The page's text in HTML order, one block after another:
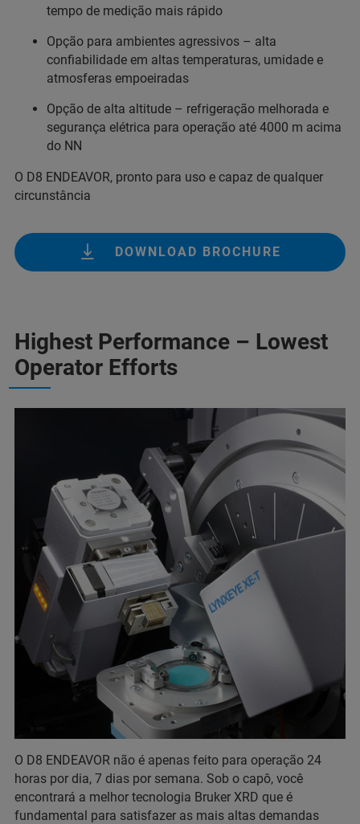
tempo de medição mais rápido
Opção para ambientes agressivos – alta
confiabilidade em altas temperaturas, umidade e
atmosferas empoeiradas
Opção de alta altitude – refrigeração melhorada e
segurança elétrica para operação até 4000 m acima
do NN
O D8 ENDEAVOR, pronto para uso e capaz de qualquer
circunstância
DOWNLOAD BROCHURE
Highest Performance – Lowest
Operator Efforts
O D8 ENDEAVOR não é apenas feito para operação 24
horas por dia, 7 dias por semana. Sob o capô, você
encontrará a melhor tecnologia Bruker XRD que é
fundamental para satisfazer as mais altas demandas